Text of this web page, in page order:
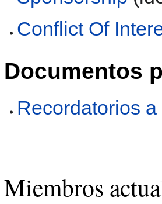
Conflict Of
Documentos
Recordatorios
Miembros